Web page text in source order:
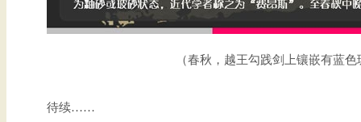
（春秋，越王勾践剑上镶嵌有蓝色
待续……